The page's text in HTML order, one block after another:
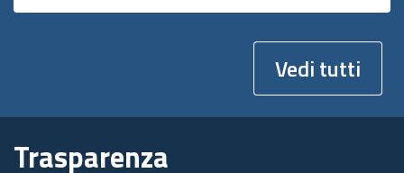
Vedi tutti
Trasparenza